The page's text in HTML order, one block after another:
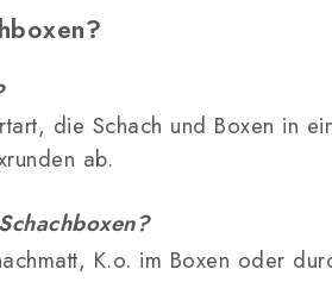
die Schach und Boxen in
ab.
K.o. im Boxen oder